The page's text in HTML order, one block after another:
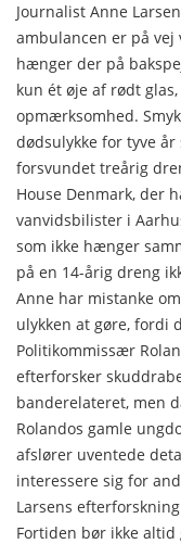
Journalist Anne
ambulancen er på
hænger der på
kun ét øje af rødt
opmærksomhed.
dødsulykke for tyve
forsvundet treårig
House Denmark, der
vanvidsbilister i
som ikke hænger
på en 14-årig dreng
Anne har mistanke
ulykken at gøre, fordi
Politikommissær
efterforsker
banderelateret, men
Rolandos gamle
afslører uventede
interessere sig for
Larsens
Fortiden bør ikke altid